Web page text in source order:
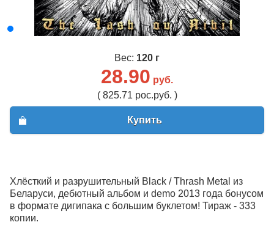
Вес: 120 г
28.90 руб.
( 825.71 рос.руб. )
Купить
Хлёсткий и разрушительный Black / Thrash Metal из
Беларуси, дебютный альбом и demo 2013 года бонусом
в формате дигипака с большим буклетом! Тираж - 333
копии.